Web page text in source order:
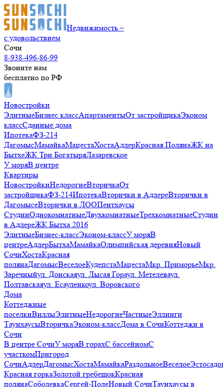
Недвижимость –
с удовольствием
Сочи
8-938-496-86-99
Звоните нам
бесплатно по РФ
Новостройки
ЭлитныеБизнес классАпартаментыОт застройщикаЭконом
классСданные дома
ИпотекаФЗ-214
ДагомысМамайкаМацестаХостаАдлерКрасная ПолянаЖК на
БытхеЖК Три БогатыряЛазаревское
У моряВ центре
Квартиры
НовостройкиНедорогиеВторичкаОт
застройщикаФЗ-214ИпотекаВторички в АдлереВторички в
ДагомысеВторички в ЛООПентхаусы
СтудииОднокомнатныеДвухкомнатныеТрехкомнатныеСтудии
в АдлереЖК Бытха 2016
ЭлитныеБизнес-классЭконом-классУ моряВ
центреАдлерБытхаМамайкаОлимпийская деревняНовый
СочиХостаКрасная
полянаДагомысВеселоеКудепстаМацестаМкр. ПриморьеМкр.
Заречныйул. Донскаяул. Лысая Гораул. Метелеваул.
Полтавскаяул. Есауленкоул. Воровского
Дома
Коттеджные
поселкиВиллыЭлитныеНедорогиеЧастныеЭллинги
ТаунхаусыВторичкаЭконом-классДома в СочиКоттеджи в
Сочи
В центре СочиУ моряВ горахС бассейномС
участкомПригород
СочиАдлерДагомысХостаМамайкаРаздольноеВеселое
Красная горкаЗолотой гребешокКрасная
полянаСоболевкаСергей-ПолеНовый СочиТаунхаусы в